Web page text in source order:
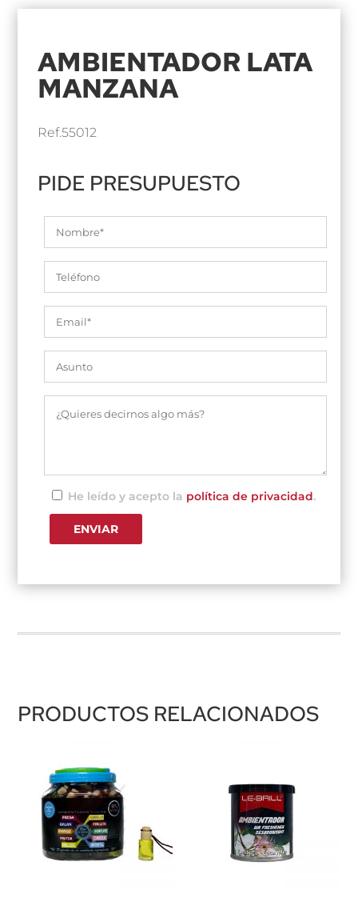
AMBIENTADOR LATA
MANZANA
Ref.55012
PIDE PRESUPUESTO
He leído y acepto la política de privacidad.
PRODUCTOS RELACIONADOS